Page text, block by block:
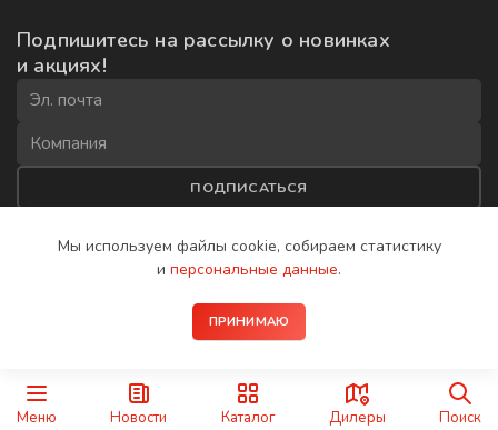
Меню Новости Каталог Дилеры Поиск
Подпишитесь на рассылку о новинках
и акциях!
ПОДПИСАТЬСЯ
рассылки
2008−2026 © IP-домофоны BAS-IP
Политика конфиденциальности
Мы используем файлы cookie, собираем статистику
и персональные данные.
ПРИНИМАЮ